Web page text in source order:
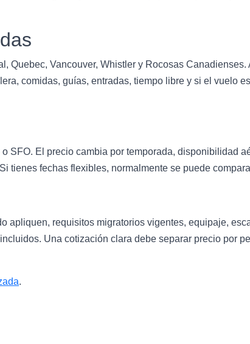
Quebec, Vancouver, Whistler y Rocosas Canadienses.
comidas, guías, entradas, tiempo libre y si el vuelo
SFO. El precio cambia por temporada, disponibilidad
tienes fechas flexibles, normalmente se puede
apliquen, requisitos migratorios vigentes, equipaje,
Una cotización clara debe separar precio por
.